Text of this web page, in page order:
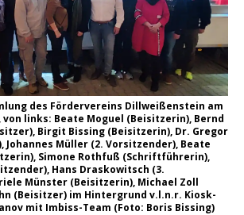
des Fördervereins Dillweißenstein am
von links: Beate Moguel (Beisitzerin), Bernd
Birgit Bissing (Beisitzerin), Dr. Gregor
Johannes Müller (2. Vorsitzender), Beate
Simone Rothfuß (Schriftführerin),
Hans Draskowitsch (3.
Münster (Beisitzerin), Michael Zoll
(Beisitzer) im Hintergrund v.l.n.r. Kiosk-
mit Imbiss-Team (Foto: Boris Bissing)